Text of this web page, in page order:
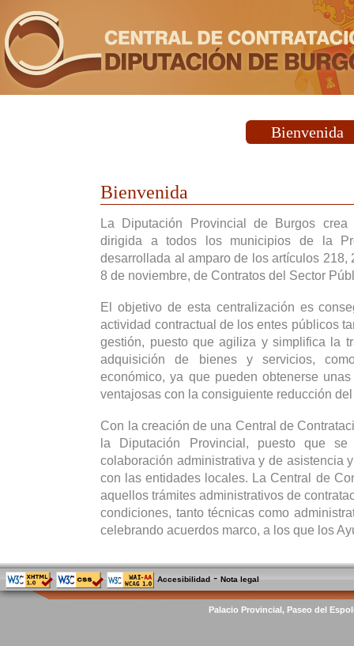
Bienvenida
Bienvenida
La Diputación Provincial de Burgos
dirigida a todos los municipios de la
desarrollada al amparo de los artículos 218,
8 de noviembre, de Contratos del Sector
El objetivo de esta centralización es
actividad contractual de los entes públicos
gestión, puesto que agiliza y simplifica la
adquisición de bienes y servicios,
económico, ya que pueden obtenerse
ventajosas con la consiguiente reducción
Con la creación de una Central de
la Diputación Provincial, puesto que
colaboración administrativa y de asistencia
con las entidades locales. La Central de
aquellos trámites administrativos de
condiciones, tanto técnicas como
celebrando acuerdos marco, a los que los
Accesibilidad -Nota legal
Palacio Provincial, Paseo del